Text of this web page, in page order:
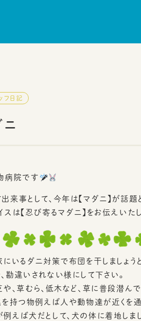
フ日記
病院です
来事として、今年は【マダニ】が話
は【忍び寄るマダニ】をお伝えいた
にいるダニ対策で布団を干しましょ
勘違いされない様にして下さい。
や、草むら、低木など、草に普段潜
を持つ物例えば人や動物達が近くを通
えば犬だとして、犬の体に着地しま